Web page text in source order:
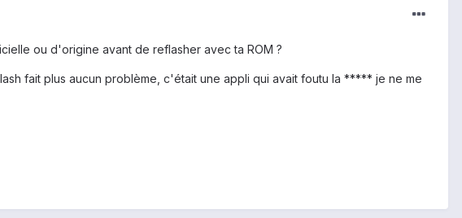
ou d'origine avant de reflasher avec ta ROM ?
fait plus aucun problème, c'était une appli qui avait foutu la ***** je ne me